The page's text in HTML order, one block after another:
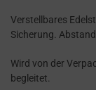
Verstellbares
Sicherung.
Wird von der
begleitet.